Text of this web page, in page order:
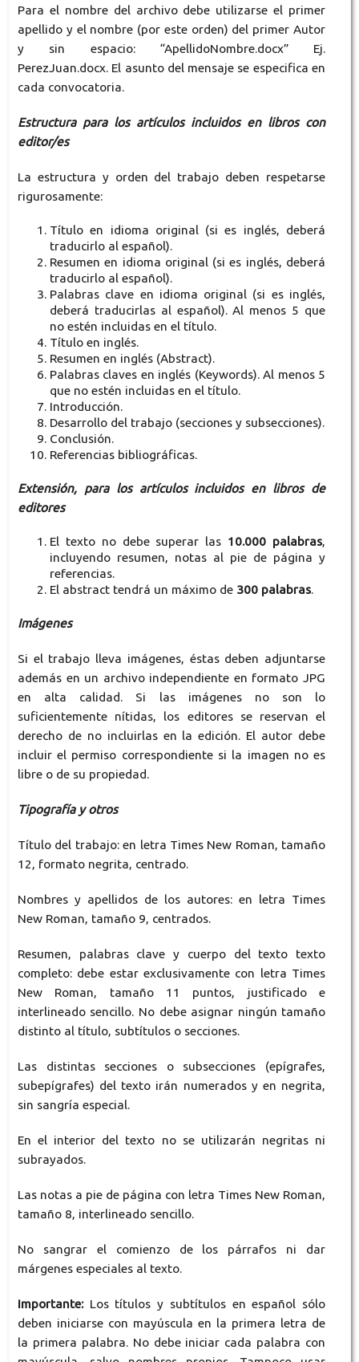
Para el nombre del archivo debe utilizarse el primer
apellido y el nombre (por este orden) del primer Autor
y sin espacio: “ApellidoNombre.docx” Ej.
PerezJuan.docx. El asunto del mensaje se especifica en
cada convocatoria.
Estructura para los artículos incluidos en libros con
editor/es
La estructura y orden del trabajo deben respetarse
rigurosamente:
Título en idioma original (si es inglés, deberá
traducirlo al español).
Resumen en idioma original (si es inglés, deberá
traducirlo al español).
Palabras clave en idioma original (si es inglés,
deberá traducirlas al español). Al menos 5 que
no estén incluidas en el título.
Título en inglés.
Resumen en inglés (Abstract).
Palabras claves en inglés (Keywords). Al menos 5
que no estén incluidas en el título.
Introducción.
Desarrollo del trabajo (secciones y subsecciones).
Conclusión.
Referencias bibliográficas.
Extensión, para los artículos incluidos en libros de
editores
El texto no debe superar las 10.000 palabras,
incluyendo resumen, notas al pie de página y
referencias.
El abstract tendrá un máximo de 300 palabras.
Imágenes
Si el trabajo lleva imágenes, éstas deben adjuntarse
además en un archivo independiente en formato JPG
en alta calidad. Si las imágenes no son lo
suficientemente nítidas, los editores se reservan el
derecho de no incluirlas en la edición. El autor debe
incluir el permiso correspondiente si la imagen no es
libre o de su propiedad.
Tipografía y otros
Título del trabajo: en letra Times New Roman, tamaño
12, formato negrita, centrado.
Nombres y apellidos de los autores: en letra Times
New Roman, tamaño 9, centrados.
Resumen, palabras clave y cuerpo del texto texto
completo: debe estar exclusivamente con letra Times
New Roman, tamaño 11 puntos, justificado e
interlineado sencillo. No debe asignar ningún tamaño
distinto al título, subtítulos o secciones.
Las distintas secciones o subsecciones (epígrafes,
subepígrafes) del texto irán numerados y en negrita,
sin sangría especial.
En el interior del texto no se utilizarán negritas ni
subrayados.
Las notas a pie de página con letra Times New Roman,
tamaño 8, interlineado sencillo.
No sangrar el comienzo de los párrafos ni dar
márgenes especiales al texto.
Importante:Los títulos y subtítulos en español sólo
deben iniciarse con mayúscula en la primera letra de
la primera palabra. No debe iniciar cada palabra con